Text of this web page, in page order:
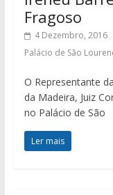
Fragoso
4 Dezembro, 2016
Palácio de São
O Representante
da Madeira, Juiz
no Palácio de São
Ler mais